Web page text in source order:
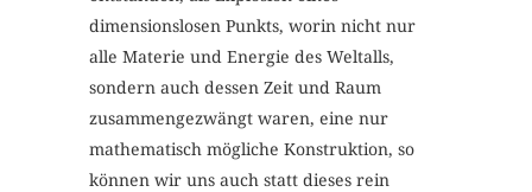
dimensionslosen Punkts, worin nicht nur
alle Materie und Energie des Weltalls,
sondern auch dessen Zeit und Raum
zusammengezwängt waren, eine nur
mathematisch mögliche Konstruktion, so
können wir uns auch statt dieses rein